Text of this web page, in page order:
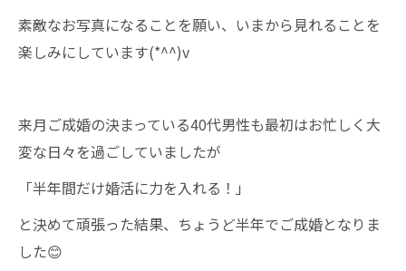
素敵なお写真になることを願い、いまから見れることを
楽しみにしています(*^^)v
来月ご成婚の決まっている40代男性も最初はお忙しく大
変な日々を過ごしていましたが
「半年間だけ婚活に力を入れる！」
と決めて頑張った結果、ちょうど半年でご成婚となりま
した😊